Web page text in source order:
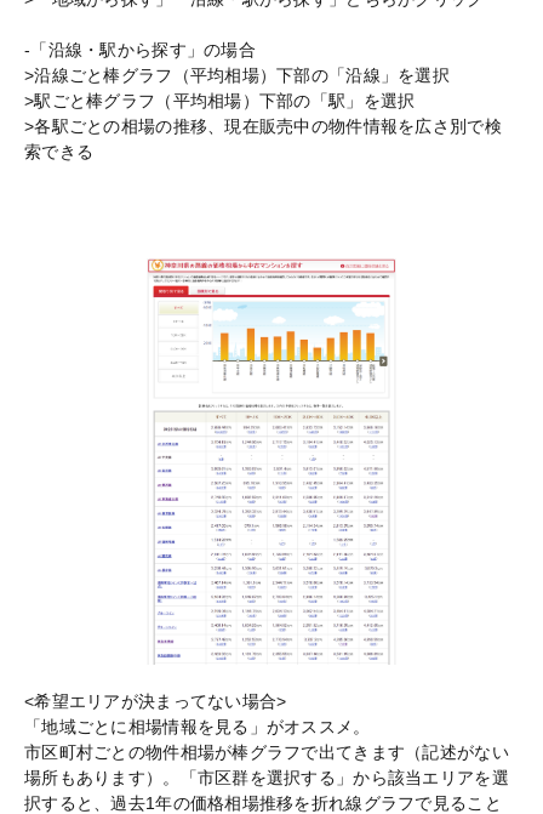
-「沿線・駅から探す」の場合
>沿線ごと棒グラフ（平均相場）下部の「沿線」を選択
>駅ごと棒グラフ（平均相場）下部の「駅」を選択
>各駅ごとの相場の推移、現在販売中の物件情報を広さ別で検
索できる
<希望エリアが決まってない場合>
「地域ごとに相場情報を見る」がオススメ。
市区町村ごとの物件相場が棒グラフで出てきます（記述がない
場所もあります）。「市区群を選択する」から該当エリアを選
択すると、過去1年の価格相場推移を折れ線グラフで見ること